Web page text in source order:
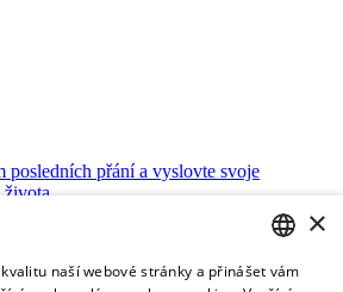
posledních přání a vyslovte svoje
života
CZECH
×
naší webové stránky a přinášet vám